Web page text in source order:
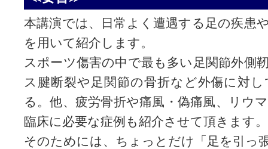
本講演では、日常よく遭遇する足の疾患
を用いて紹介します。
スポーツ傷害の中で最も多い足関節外側
ス腱断裂や足関節の骨折など外傷に対
る。他、疲労骨折や痛風・偽痛風、リウ
臨床に必要な症例も紹介させて頂きます。
そのためには、ちょっとだけ「足を引っ